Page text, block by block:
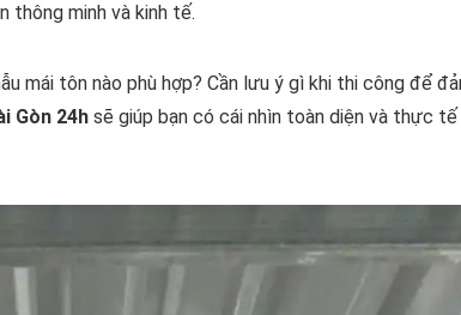
thông minh và kinh tế.
mái tôn nào phù hợp? Cần lưu ý gì khi thi công để
Gòn 24h sẽ giúp bạn có cái nhìn toàn diện và thực tế